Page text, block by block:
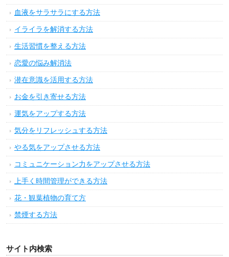
血液をサラサラにする方法
イライラを解消する方法
生活習慣を整える方法
恋愛の悩み解消法
潜在意識を活用する方法
お金を引き寄せる方法
運気をアップする方法
気分をリフレッシュする方法
やる気をアップさせる方法
コミュニケーション力をアップさせる方法
上手く時間管理ができる方法
花・観葉植物の育て方
禁煙する方法
サイト内検索